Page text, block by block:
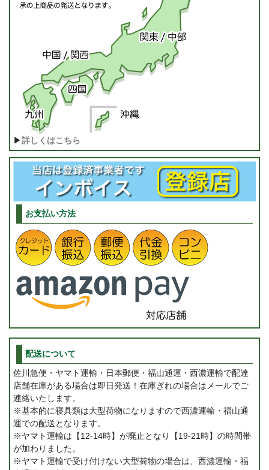
▶詳しくはこちら
お支払い方法
配送について
佐川急便・ヤマト運輸・日本郵便・福山通運・西濃運輸で配達
店舗在庫がある場合は即日発送！在庫ぎれの場合はメールでご
連絡いたします。
※基本的に寝具類は大型荷物になりますので西濃運輸・福山通
運での配送となります。
※ヤマト運輸は【12-14時】が廃止となり【19-21時】の時間帯
が加わりました。
※ヤマト運輸で受け付けない大型荷物の場合は、西濃運輸・福